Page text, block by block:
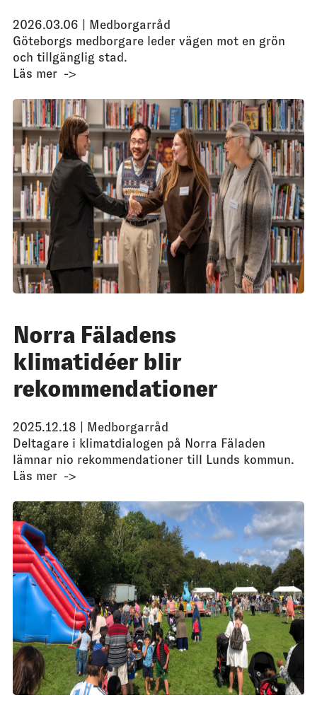
2026.03.06 | Medborgarråd
Göteborgs medborgare leder vägen mot en grön
och tillgänglig stad.
Läs mer
Norra Fäladens
klimatidéer blir
rekommendationer
2025.12.18 | Medborgarråd
Deltagare i klimatdialogen på Norra Fäladen
lämnar nio rekommendationer till Lunds kommun.
Läs mer